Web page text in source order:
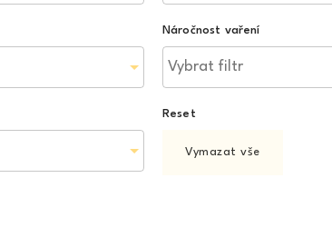
Náročnost vaření
Reset
Vymazat vše